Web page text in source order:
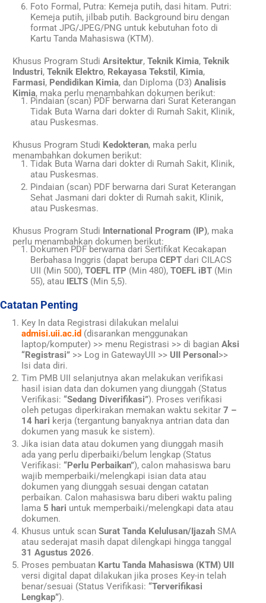
Foto Formal, Putra: Kemeja putih, dasi hitam. Putri:
Kemeja putih, jilbab putih. Background biru dengan
format JPG/JPEG/PNG untuk kebutuhan foto di
Kartu Tanda Mahasiswa (KTM).
Khusus Program Studi Arsitektur, Teknik Kimia, Teknik
Industri, Teknik Elektro, Rekayasa Tekstil , Kimia,
Farmasi, Pendidikan Kimia, dan Diploma (D3) Analisis
Kimia, maka perlu menambahkan dokumen berikut:
Pindaian (scan) PDF berwarna dari Surat Keterangan
Tidak Buta Warna dari dokter di Rumah Sakit, Klinik,
atau Puskesmas.
Khusus Program Studi Kedokteran, maka perlu
menambahkan dokumen berikut:
Tidak Buta Warna dari dokter di Rumah Sakit, Klinik,
atau Puskesmas.
Pindaian (scan) PDF berwarna dari Surat Keterangan
Sehat Jasmani dari dokter di Rumah sakit, Klinik,
atau Puskesmas.
Khusus Program Studi International Program (IP), maka
perlu menambahkan dokumen berikut:
Dokumen PDF berwarna dari Sertifikat Kecakapan
Berbahasa Inggris (dapat berupa CEPT dari CILACS
UII (Min 500), TOEFL ITP (Min 480), TOEFL iBT (Min
55), atau
IELTS (Min 5,5).
Catatan Penting
Key In data Registrasi dilakukan melalui
admisi.uii.ac.id (disarankan menggunakan
laptop/komputer) >> menu Registrasi >> di bagian Aksi
“Registrasi” >> Log in GatewayUII >> UII Personal >>
Isi data diri.
Tim PMB UII selanjutnya akan melakukan verifikasi
hasil isian data dan dokumen yang diunggah (Status
Verifikasi: “Sedang Diverifikasi”). Proses verifikasi
oleh petugas diperkirakan memakan waktu sekitar 7 –
14 hari kerja (tergantung banyaknya antrian data dan
dokumen yang masuk ke sistem).
Jika isian data atau dokumen yang diunggah masih
ada yang perlu diperbaiki/belum lengkap (Status
Verifikasi: “Perlu Perbaikan”), calon mahasiswa baru
wajib memperbaiki/melengkapi isian data atau
dokumen yang diunggah sesuai dengan catatan
perbaikan. Calon mahasiswa baru diberi waktu paling
lama 5 hari untuk memperbaiki/melengkapi data atau
dokumen.
Khusus untuk scan Surat Tanda Kelulusan/Ijazah SMA
atau sederajat masih dapat dilengkapi hingga tanggal
31 Agustus 2026.
Proses pembuatan Kartu Tanda Mahasiswa (KTM) UII
versi digital dapat dilakukan jika proses Key-in telah
benar/sesuai (Status Verifikasi: “Terverifikasi
Lengkap”).